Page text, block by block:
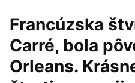
Francúzska
Carré, bola
Orleans.